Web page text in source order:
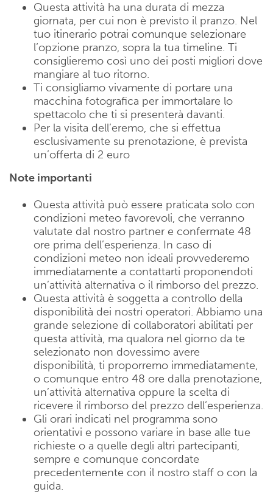
Questa attività ha una durata di mezza
giornata, per cui non è previsto il pranzo. Nel
tuo itinerario potrai comunque selezionare
l’opzione pranzo, sopra la tua timeline. Ti
consiglieremo così uno dei posti migliori dove
mangiare al tuo ritorno.
Ti consigliamo vivamente di portare una
macchina fotografica per immortalare lo
spettacolo che ti si presenterà davanti.
Per la visita dell’eremo, che si effettua
esclusivamente su prenotazione, è prevista
un’offerta di 2 euro
Note importanti
Questa attività può essere praticata solo con
condizioni meteo favorevoli, che verranno
valutate dal nostro partner e confermate 48
ore prima dell’esperienza. In caso di
condizioni meteo non ideali provvederemo
immediatamente a contattarti proponendoti
un’attività alternativa o il rimborso del prezzo.
Questa attività è soggetta a controllo della
disponibilità dei nostri operatori. Abbiamo una
grande selezione di collaboratori abilitati per
questa attività, ma qualora nel giorno da te
selezionato non dovessimo avere
disponibilità, ti proporremo immediatamente,
o comunque entro 48 ore dalla prenotazione,
un’attività alternativa oppure la scelta di
ricevere il rimborso del prezzo dell’esperienza.
Gli orari indicati nel programma sono
orientativi e possono variare in base alle tue
richieste o a quelle degli altri partecipanti,
sempre e comunque concordate
precedentemente con il nostro staff o con la
guida.